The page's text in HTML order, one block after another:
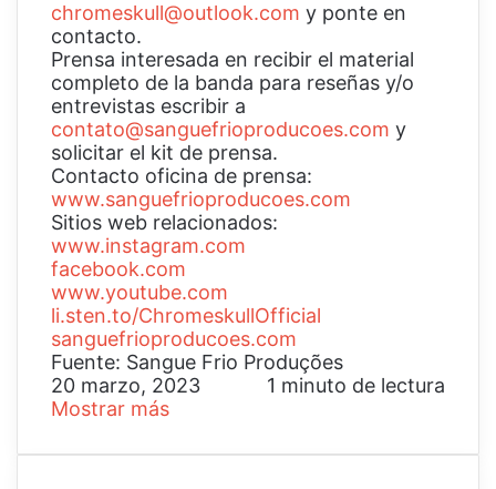
chromeskull@outlook.com y ponte en
contacto.
Prensa interesada en recibir el material
completo de la banda para reseñas y/o
entrevistas escribir a
contato@sanguefrioproducoes.com y
solicitar el kit de prensa.
Contacto oficina de prensa:
www.sanguefrioproducoes.com
Sitios web relacionados:
www.instagram.com
facebook.com
www.youtube.com
li.sten.to/ChromeskullOfficial
sanguefrioproducoes.com
Fuente: Sangue Frio Produções
20 marzo, 2023
1 minuto de lectura
Mostrar más